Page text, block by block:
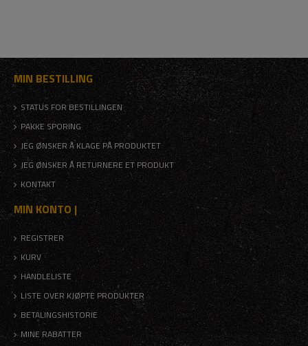
MIN BESTILLING
STATUS FOR BESTILLINGEN
PAKKE SPORING
JEG ØNSKER Å KLAGE PÅ PRODUKTET
JEG ØNSKER Å RETURNERE ET PRODUKT
KONTAKT
MIN KONTO |
REGISTRER
KURV
HANDLELISTE
LISTE OVER KJØPTE PRODUKTER
BETALINGSHISTORIE
MINE RABATTER